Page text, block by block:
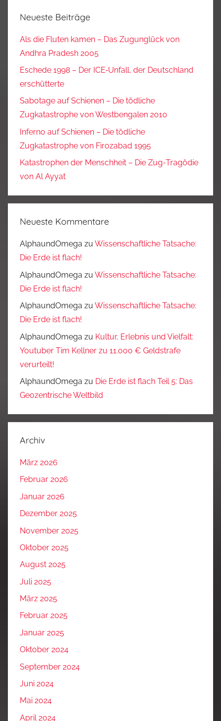
Neueste Beiträge
Als die Fluten kamen – Das Zugunglück von
Andhra Pradesh 2005
Eschede 1998 – Der ICE‑Unfall, der Deutschland
erschütterte
Sabotage auf Schienen – Die tödliche
Zugkatastrophe von Westbengalen 2010
Inferno auf Schienen – Die tödliche
Zugkatastrophe von Firozabad 1995
Katastrophen der Menschheit – Die Zug-Tragödie
von Al Ayyat
Neueste Kommentare
AlphaundOmega zu Wissenschaftliche Tatsache:
Die Erde ist flach!
AlphaundOmega zu Wissenschaftliche Tatsache:
Die Erde ist flach!
AlphaundOmega zu Wissenschaftliche Tatsache:
Die Erde ist flach!
AlphaundOmega zu Kultur, Erlebnis und Vielfalt:
Youtuber Tim Kellner zu 11.000 € Geldstrafe
verurteilt!
AlphaundOmega zu Die Erde ist flach Teil 5: Das
Geozentrische Weltbild
Archiv
März 2026
Februar 2026
Januar 2026
Dezember 2025
November 2025
Oktober 2025
August 2025
Juli 2025
März 2025
Februar 2025
Januar 2025
Oktober 2024
September 2024
Juni 2024
Mai 2024
April 2024